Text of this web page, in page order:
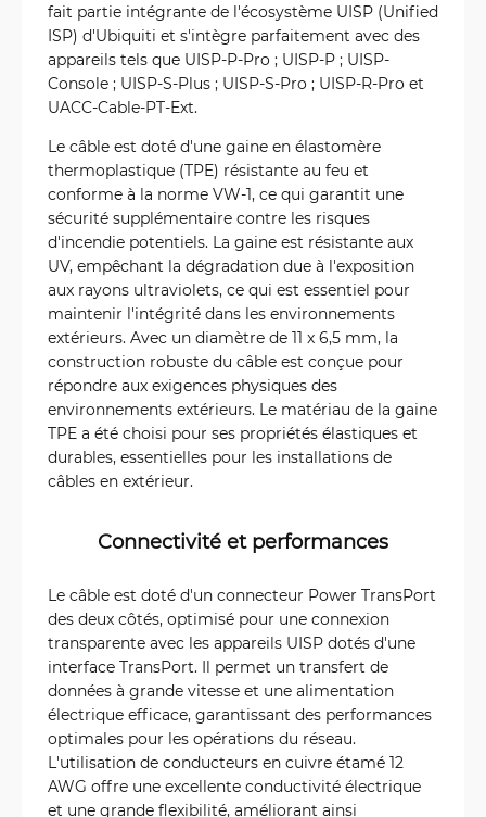
fait partie intégrante de l'écosystème UISP (Unified
ISP) d'Ubiquiti et s'intègre parfaitement avec des
appareils tels que UISP-P-Pro ; UISP-P ; UISP-
Console ; UISP-S-Plus ; UISP-S-Pro ; UISP-R-Pro et
UACC-Cable-PT-Ext.
Le câble est doté d'une gaine en élastomère
thermoplastique (TPE) résistante au feu et
conforme à la norme VW-1, ce qui garantit une
sécurité supplémentaire contre les risques
d'incendie potentiels. La gaine est résistante aux
UV, empêchant la dégradation due à l'exposition
aux rayons ultraviolets, ce qui est essentiel pour
maintenir l'intégrité dans les environnements
extérieurs. Avec un diamètre de 11 x 6,5 mm, la
construction robuste du câble est conçue pour
répondre aux exigences physiques des
environnements extérieurs. Le matériau de la gaine
TPE a été choisi pour ses propriétés élastiques et
durables, essentielles pour les installations de
câbles en extérieur.
Connectivité et performances
Le câble est doté d'un connecteur Power TransPort
des deux côtés, optimisé pour une connexion
transparente avec les appareils UISP dotés d'une
interface TransPort. Il permet un transfert de
données à grande vitesse et une alimentation
électrique efficace, garantissant des performances
optimales pour les opérations du réseau.
L'utilisation de conducteurs en cuivre étamé 12
AWG offre une excellente conductivité électrique
et une grande flexibilité, améliorant ainsi